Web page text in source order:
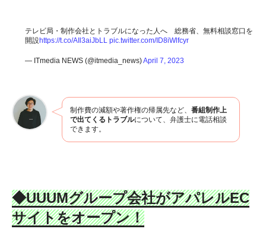
テレビ局・制作会社とトラブルになった人へ 総務省、無料相談窓口を
開設https://t.co/AIl3aiJbLL pic.twitter.com/ID8iWlfcyr
— ITmedia NEWS (@itmedia_news)April 7, 2023
制作費の減額や著作権の帰属先など、番組制作上
で出てくるトラブルについて、弁護士に電話相談
できます。
◆UUUMグループ会社がアパレルEC
サイトをオープン！